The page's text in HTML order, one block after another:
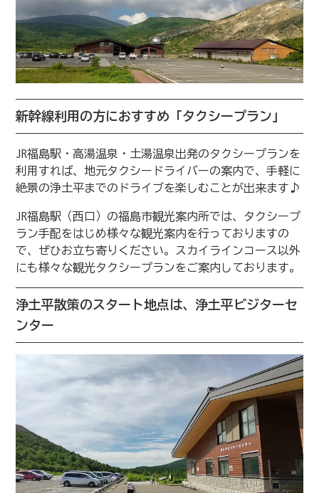
新幹線利用の方におすすめ「タクシープラン」
JR福島駅・高湯温泉・土湯温泉出発のタクシープランを
利用すれば、地元タクシードライバーの案内で、手軽に
絶景の浄土平までのドライブを楽しむことが出来ます♪
JR福島駅（西口）の福島市観光案内所では、タクシープ
ラン手配をはじめ様々な観光案内を行っておりますの
で、ぜひお立ち寄りください。スカイラインコース以外
にも様々な観光タクシープランをご案内しております。
浄土平散策のスタート地点は、浄土平ビジターセ
ンター